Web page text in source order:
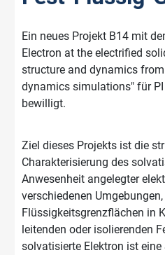
Ein neues Projekt B14 mit
Electron at the electrified
structure and dynamics
dynamics simulations" für
bewilligt.
Ziel dieses Projekts ist die
Charakterisierung des
Anwesenheit angelegter
verschiedenen
Flüssigkeitsgrenzflächen in
leitenden oder isolierenden
solvatisierte Elektron ist eine